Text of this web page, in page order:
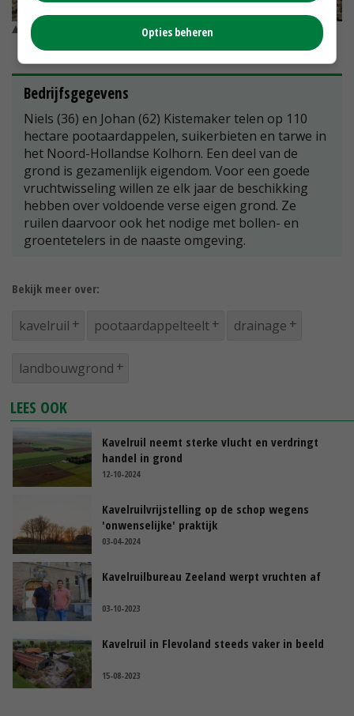
Niels en Johan Kistemaker © Bert Hartman
Bedrijfsgegevens
Niels (36) en Johan (62) Kistemaker telen op 110
hectare pootaardappelen, suikerbieten en tarwe in
het Noord-Hollandse Kolhorn. Een deel van de
grond is gezamenlijk eigendom. Voor een goede
vruchtwisseling willen ze elk jaar de beschikking
hebben over voldoende verse eigen grond. Ze
ruilen daarvoor ook het nodige met bollen- en
groentetelers in de naaste omgeving.
Bekijk meer over:
kavelruil pootaardappelteelt drainage
landbouwgrond
LEES OOK
Kavelruil neemt sterke vlucht en verdringt
handel in grond
12-10-2024
Kavelruilvrijstelling op de schop wegens
'onwenselijke' praktijk
03-04-2024
Kavelruilbureau Zeeland werpt vruchten af
03-10-2023
Kavelruil in Flevoland steeds vaker in beeld
15-08-2023
Opties beheren